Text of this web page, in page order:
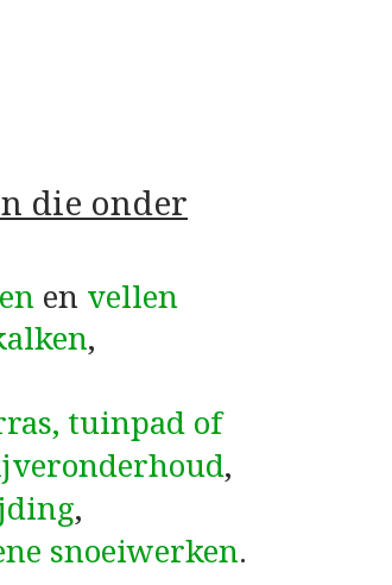
die onder
en vellen
,
tuinpad of
,
,
snoeiwerken.